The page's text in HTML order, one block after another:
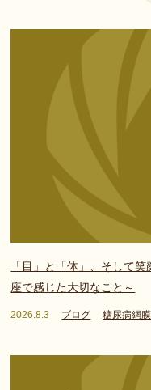
「目」と「体」、そして
座で感じた大切なこと～
2026.8.3 ブログ 糖尿病網